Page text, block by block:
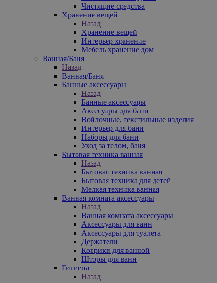
Чистящие средства
Хранение вещей
Назад
Хранение вещей
Интерьер хранение
Мебель хранение дом
Ванная/Баня
Назад
Ванная/Баня
Банные аксессуары
Назад
Банные аксессуары
Аксесуары для бани
Войлочные, текстильные изделия
Интерьер для бани
Наборы для бани
Уход за телом, баня
Бытовая техника ванная
Назад
Бытовая техника ванная
Бытовая техника для детей
Мелкая техника ванная
Ванная комната аксессуары
Назад
Ванная комната аксессуары
Аксессуары для ванн
Аксессуары для туалета
Держатели
Коврики для ванной
Шторы для ванн
Гигиена
Назад